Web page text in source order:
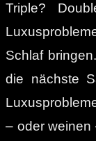
Triple?
Schlaf
die nächste
– oder weinen